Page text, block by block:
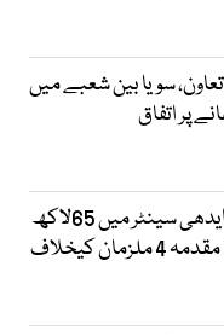
سویا بین شعبے میں
پر اتفاق
کراچی: سہراب گوٹھ ایدھی سینٹر میں 65لاکھ
سے زائد کی ڈکیتی کا مقدمہ 4 ملزمان کیخلاف